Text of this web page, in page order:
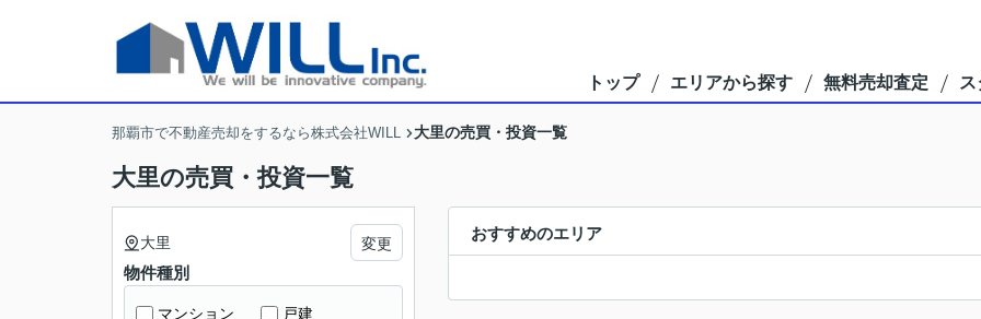
トップ エリアから探す 無料売却査定
那覇市で不動産売却をするなら株式会社WILL 大里の売買・投資一覧
大里の売買・投資一覧
おすすめのエリア
大里 変更
物件種別
マンション 戸建